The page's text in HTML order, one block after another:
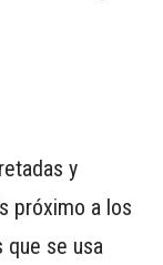
y
próximo a los
que se usa